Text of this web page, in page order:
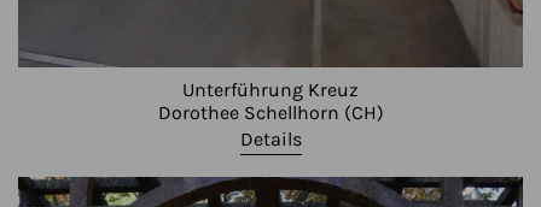
Unterführung Kreuz
Dorothee Schellhorn (CH)
Details